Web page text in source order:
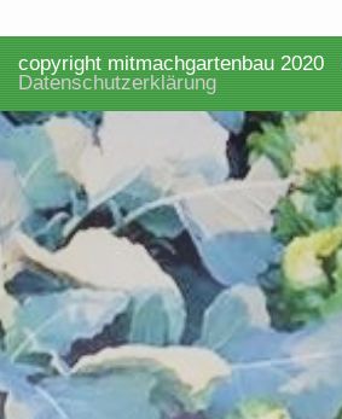
copyright mitmachgartenbau 2020
Datenschutzerklärung